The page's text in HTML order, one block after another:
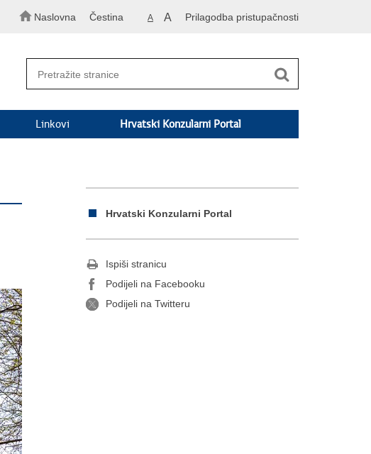
Naslovna Čestina A A Prilagodba pristupačnosti
Linkovi Hrvatski Konzularni Portal
Hrvatski Konzularni Portal
Ispiši stranicu
Podijeli na Facebooku
Podijeli na Twitteru